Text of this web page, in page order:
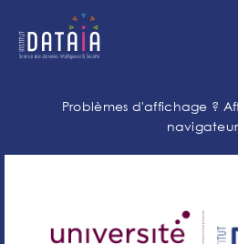
Problèmes d'affichage ?
Panneau de gestion des cookies